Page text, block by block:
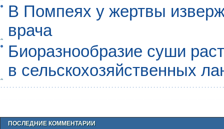
В Помпеях у жертвы
врача
Биоразнообразие суши
в сельскохозяйственных
ПОСЛЕДНИЕ КОММЕНТАРИИ